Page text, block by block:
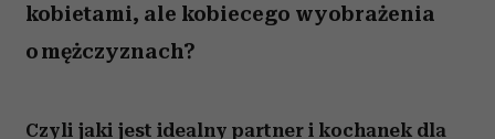
kobietami, ale kobiecego wyobrażenia
o mężczyznach?
Czyli jaki jest idealny partner i kochanek dla